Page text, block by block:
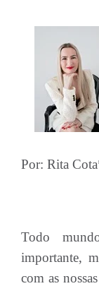
Por: Rita
Todo
importante,
com as